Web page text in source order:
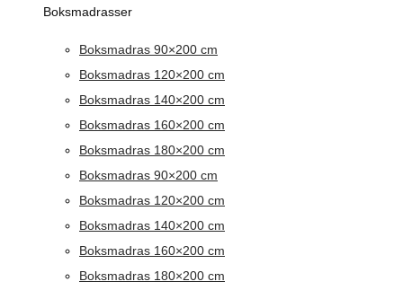
Boksmadrasser
Boksmadras 90×200 cm
Boksmadras 120×200 cm
Boksmadras 140×200 cm
Boksmadras 160×200 cm
Boksmadras 180×200 cm
Boksmadras 90×200 cm
Boksmadras 120×200 cm
Boksmadras 140×200 cm
Boksmadras 160×200 cm
Boksmadras 180×200 cm